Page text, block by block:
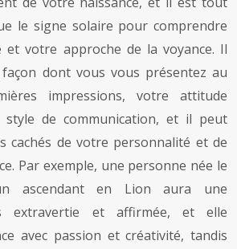
le signe solaire pour comprendre
votre approche de la voyance. Il
dont vous vous présentez au
impressions, votre attitude
de communication, et il peut
cachés de votre personnalité et de
Par exemple, une personne née le
ascendant en Lion aura une
extravertie et affirmée, et elle
avec passion et créativité, tandis